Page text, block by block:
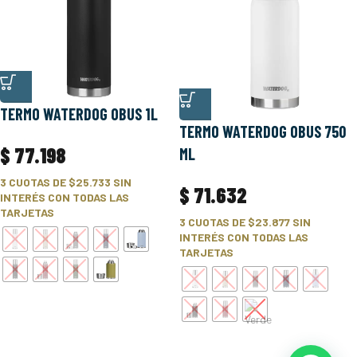
TERMO WATERDOG OBUS 1L
$ 77.198
3 CUOTAS DE $25.733 SIN
INTERÉS CON TODAS LAS
TARJETAS
TERMO WATERDOG OBUS 750
ML
$ 71.632
3 CUOTAS DE $23.877SIN
INTERÉS CON TODAS LAS
TARJETAS